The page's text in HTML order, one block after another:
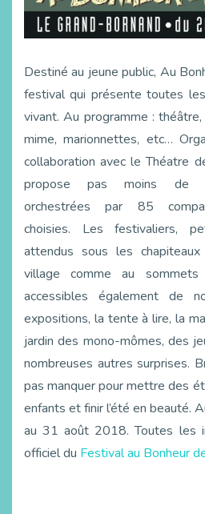
Destiné au jeune public, Au
festival qui présente toutes
vivant. Au programme : théâtre,
mime, marionnettes, etc…
collaboration avec le Théatre
propose pas moins de
orchestrées par 85
choisies. Les festivaliers,
attendus sous les
village comme au
accessibles également de
expositions, la tente à lire, la
jardin des mono-mômes, des
nombreuses autres surprises.
pas manquer pour mettre des
enfants et finir l’été en beauté.
au 31 août 2018. Toutes les
officiel du Festival au Bonheur